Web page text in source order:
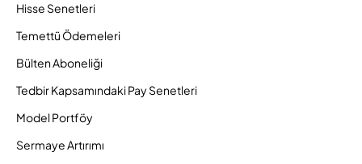
Hisse Senetleri
Temettü Ödemeleri
Bülten Aboneliği
Tedbir Kapsamındaki Pay Senetleri
Model Portföy
Sermaye Artırımı